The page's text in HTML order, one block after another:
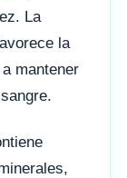
La
la
mantener